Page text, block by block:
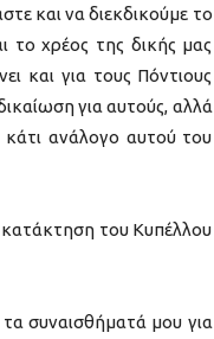
και να διεκδικούμε το
το χρέος της δικής μας
και για τους Πόντιους
για αυτούς, αλλά
ανάλογο αυτού του
του Κυπέλλου
τα συναισθήματά μου για